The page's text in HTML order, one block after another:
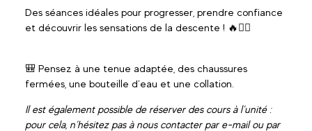
Des séances idéales pour progresser, prendre confiance
et découvrir les sensations de la descente ! 🔥🚴‍♂️
🎒 Pensez à une tenue adaptée, des chaussures
fermées, une bouteille d’eau et une collation.
Il est également possible de réserver des cours à l’unité :
pour cela, n’hésitez pas à nous contacter par e-mail ou par